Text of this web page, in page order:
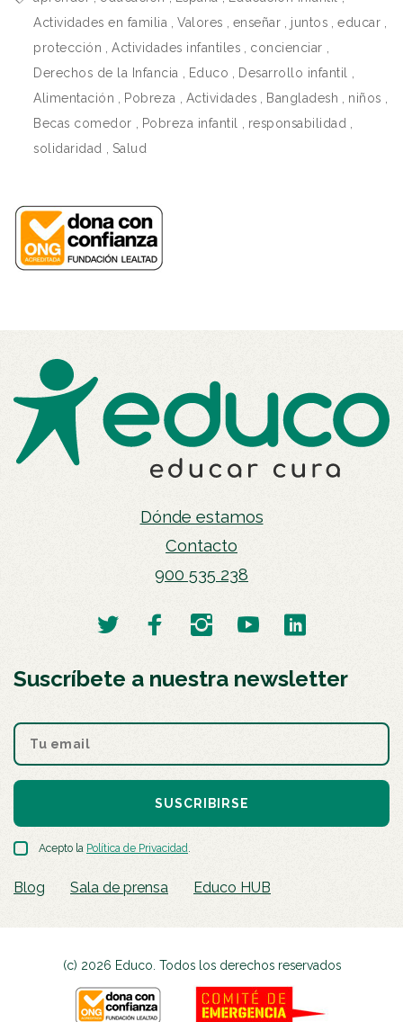
Actividades en familia
Valores enseñar juntos educar
protección
Actividades infantiles concienciar
Derechos de la Infancia
Educo Desarrollo infantil
Alimentación
Pobreza Actividades Bangladesh niños
Becas comedor
Pobreza infantil responsabilidad
solidaridad
Salud
Dónde estamos
Contacto
900 535 238
Suscríbete a nuestra newsletter
SUSCRIBIRSE
Acepto la Política de Privacidad.
Blog Sala de prensa Educo HUB
(c) 2026 Educo. Todos los derechos reservados